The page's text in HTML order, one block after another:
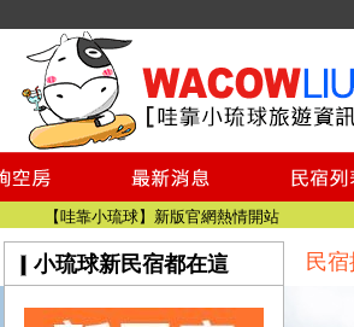
小琉球民宿空房
小琉球民宿
小琉球民宿推薦
【小琉球民宿特約】東港停車場!!看這邊
小琉球民宿 最完整的旅遊資訊都在這
【哇靠小琉球】新版官網熱情開站
【哇靠小琉球粉絲團】即時動態!!
小琉球民宿空房
小琉球新民宿都在這 民